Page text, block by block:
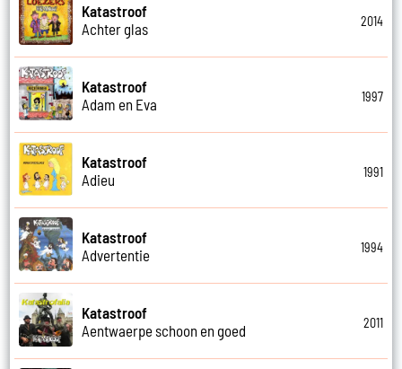
Katastroof
Achter glas
2014
Katastroof
Adam en Eva
1997
Katastroof
Adieu
1991
Katastroof
Advertentie
1994
Katastroof
Aentwaerpe schoon en goed
2011